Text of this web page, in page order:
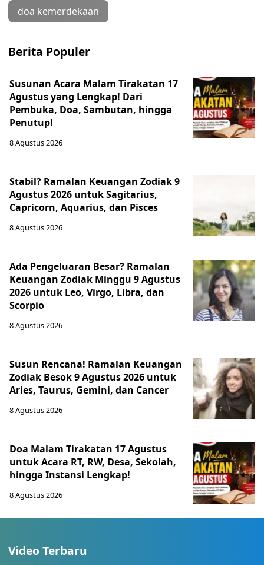
doa kemerdekaan
Berita Populer
Susunan Acara Malam Tirakatan 17
Agustus yang Lengkap! Dari
Pembuka, Doa, Sambutan, hingga
Penutup!
8 Agustus 2026
Stabil? Ramalan Keuangan Zodiak 9
Agustus 2026 untuk Sagitarius,
Capricorn, Aquarius, dan Pisces
8 Agustus 2026
Ada Pengeluaran Besar? Ramalan
Keuangan Zodiak Minggu 9 Agustus
2026 untuk Leo, Virgo, Libra, dan
Scorpio
8 Agustus 2026
Susun Rencana! Ramalan Keuangan
Zodiak Besok 9 Agustus 2026 untuk
Aries, Taurus, Gemini, dan Cancer
8 Agustus 2026
Doa Malam Tirakatan 17 Agustus
untuk Acara RT, RW, Desa, Sekolah,
hingga Instansi Lengkap!
8 Agustus 2026
Video Terbaru